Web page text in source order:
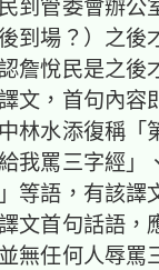
到管委會辦公
到場？）之後
詹悅民是之後
文，首句內容
林水添復稱「
我罵三字經」
等語，有該譯
文首句話語，
無任何人辱罵